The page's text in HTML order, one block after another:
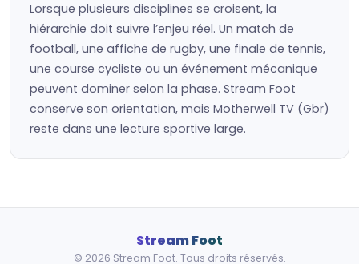
Lorsque plusieurs disciplines se croisent, la
hiérarchie doit suivre l’enjeu réel. Un match de
football, une affiche de rugby, une finale de tennis,
une course cycliste ou un événement mécanique
peuvent dominer selon la phase. Stream Foot
conserve son orientation, mais Motherwell TV (Gbr)
reste dans une lecture sportive large.
Stream Foot
© 2026 Stream Foot. Tous droits réservés.